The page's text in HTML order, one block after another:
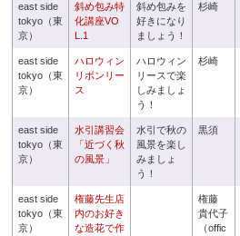
east side
tokyo（東
京）
斜め包み特
化講座VO
L.1
斜め包みを
好きになり
ましょう！
杉崎
east side
tokyo（東
京）
ハロウィン
リボンリー
ス
ハロウィン
リースで楽
しみましょ
う！
杉崎
east side
tokyo（東
京）
水引講習会
「近づく秋
の風景」
水引で秋の
風景を楽し
みましょ
う！
黒須
east side
tokyo（東
京）
権藤先生店
内のお好き
な造花で作
権藤
貴代子
（offic